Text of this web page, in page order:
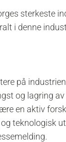
sterkeste
i denne
på
og lagring av
en aktiv
teknologisk